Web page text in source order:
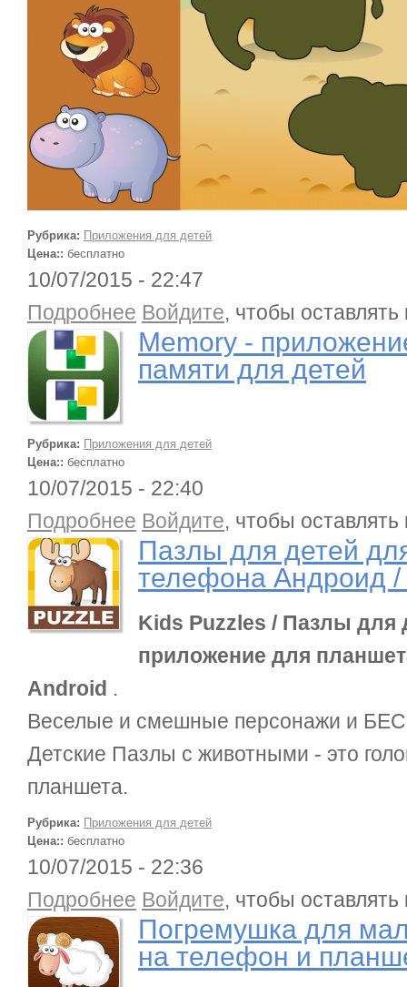
Рубрика: Приложения для детей
Цена:: бесплатно
10/07/2015 - 22:47
Подробнее о Memory - приложение / тренировка памяти
Войдите, чтобы
Memory -
памяти для детей
Рубрика: Приложения для детей
Цена:: бесплатно
10/07/2015 - 22:40
Подробнее о Пазлы для детей для планшета / телефона
Войдите, чтобы
Пазлы для детей
телефона Андроид /
Kids Puzzles / Пазлы
приложение для
Android .
Веселые и смешные персонажи и
Детские Пазлы с животными - это
планшета.
Рубрика: Приложения для детей
Цена:: бесплатно
10/07/2015 - 22:36
Подробнее о Погремушка для малышей / приложение на
Войдите, чтобы
Погремушка для
на телефон и